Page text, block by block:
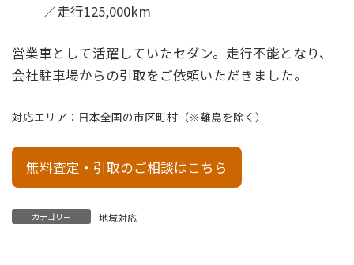
／走行125,000km
営業車として活躍していたセダン。走行不能となり、
会社駐車場からの引取をご依頼いただきました。
対応エリア：日本全国の市区町村（※離島を除く）
無料査定・引取のご相談はこちら
カテゴリー 地域対応